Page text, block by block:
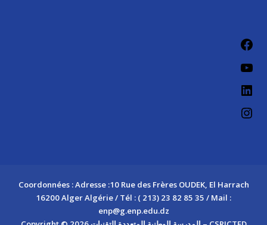
Coordonnées : Adresse :10 Rue des Frères OUDEK, El Harrach
16200 Alger Algérie / Tél : ( 213) 23 82 85 35 / Mail :
enp@g.enp.edu.dz